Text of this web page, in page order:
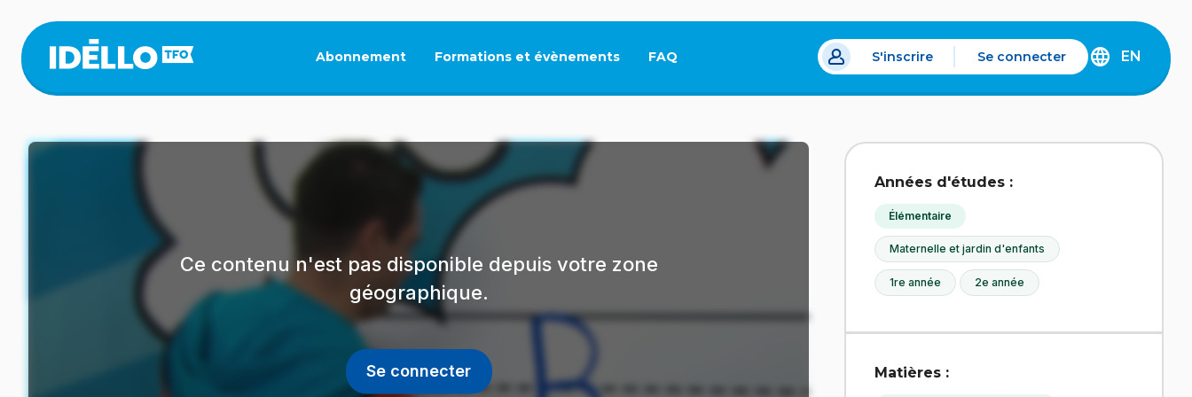
contenu
principal
Abonnement Formations et évènements FAQ
Ce lien s'ouvrira dans un nouvel onglet.
S'inscrire Se connecter
DISCOVER
EN
Ce contenu n'est pas disponible depuis votre zone
géographique.
Se connecter
Années d'études :
Élémentaire
Maternelle et jardin d'enfants
1re année 2e année
Matières :